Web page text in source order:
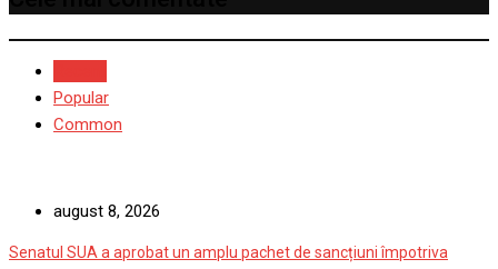
Popular
Common
august 8, 2026
Senatul SUA a aprobat un amplu pachet de sancțiuni împotriva